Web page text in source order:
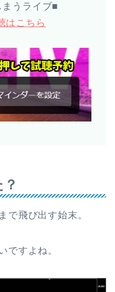
うライブ■
はこちら
で飛び出す始末。
ですよね。